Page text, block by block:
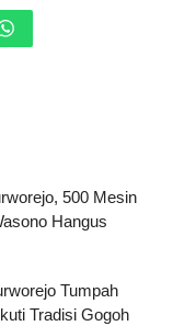
500 Mesin
Hangus
Tumpah
Tradisi Gogoh